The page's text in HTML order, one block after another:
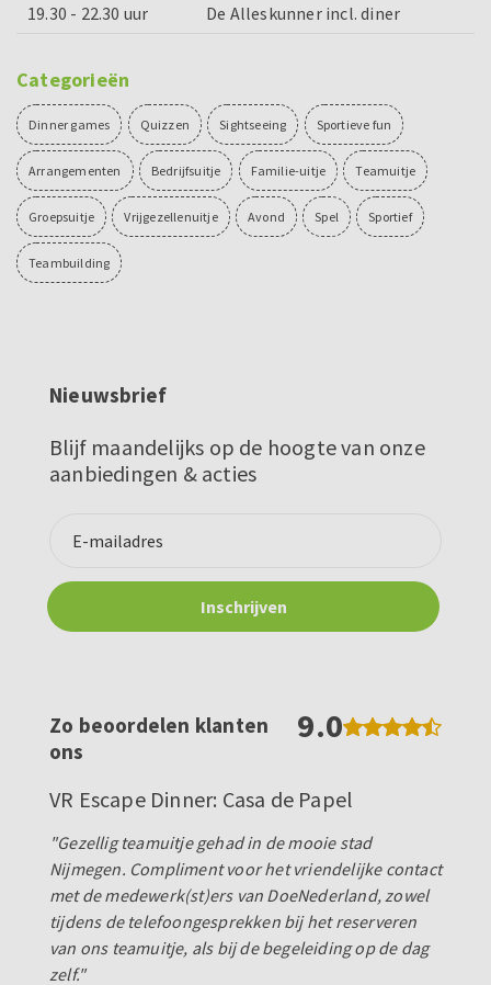
19.30 - 22.30 uur
De Alleskunner incl. diner
Categorieën
Dinner games Quizzen Sightseeing Sportieve fun
Arrangementen Bedrijfsuitje Familie-uitje Teamuitje
Groepsuitje Vrijgezellenuitje Avond Spel Sportief
Teambuilding
Nieuwsbrief
Blijf maandelijks op de hoogte van onze
aanbiedingen & acties
Zo beoordelen klanten
ons
9.0
VR Escape Dinner: Casa de Papel
"Gezellig teamuitje gehad in de mooie stad
Nijmegen. Compliment voor het vriendelijke contact
met de medewerk(st)ers van DoeNederland, zowel
tijdens de telefoongesprekken bij het reserveren
van ons teamuitje, als bij de begeleiding op de dag
zelf."